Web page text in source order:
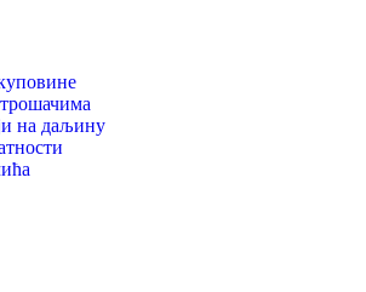
на даљину